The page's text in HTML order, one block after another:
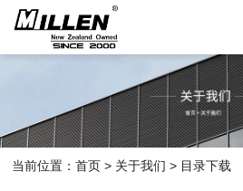
当前位置：首页 > 关于我们 > 目录下载